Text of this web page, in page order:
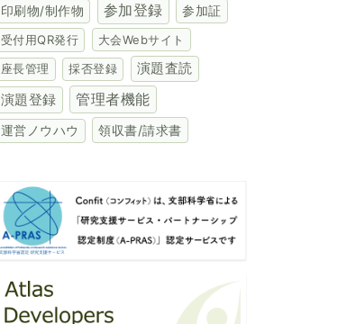
印刷物/制作物 参加登録 参加証
受付用QR発行 大会Webサイト
座長管理 採否登録 演題査読
演題登録 管理者機能
運営ノウハウ 領収書/請求書